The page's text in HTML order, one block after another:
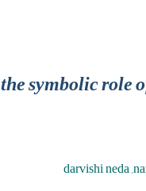
the symbolic role
darvishi neda